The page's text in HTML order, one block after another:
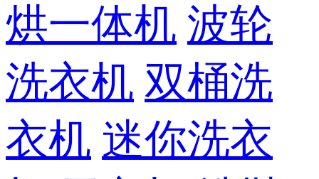
烘一体机 波轮
洗衣机 双桶洗
衣机 迷你洗衣